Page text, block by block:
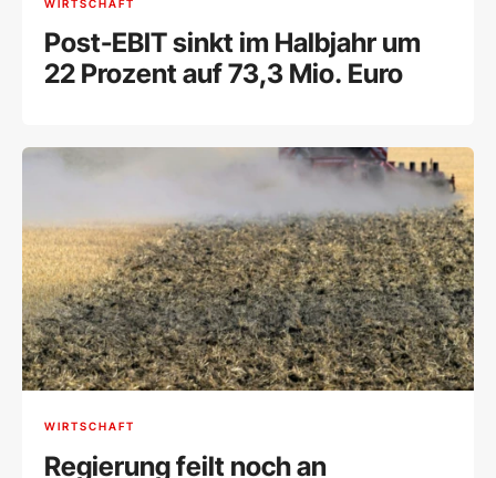
WIRTSCHAFT
Post-EBIT sinkt im Halbjahr um
22 Prozent auf 73,3 Mio. Euro
WIRTSCHAFT
Regierung feilt noch an